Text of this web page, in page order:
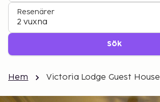
Resenärer
2 vuxna
Sök
Hem Victoria Lodge Guest House